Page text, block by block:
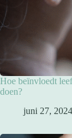
Hoe beïnvloedt
doen?
juni 27, 2024